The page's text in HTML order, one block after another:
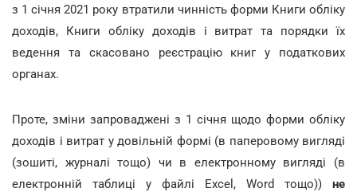
з 1 січня 2021 року втратили чинність форми Книги обліку
доходів, Книги обліку доходів і витрат та порядки їх
ведення та скасовано реєстрацію книг у податкових
органах.
Проте, зміни запроваджені з 1 січня щодо форми обліку
доходів і витрат у довільній формі (в паперовому вигляді
(зошиті, журналі тощо) чи в електронному вигляді (в
електронній таблиці у файлі Excel, Word тощо)) не